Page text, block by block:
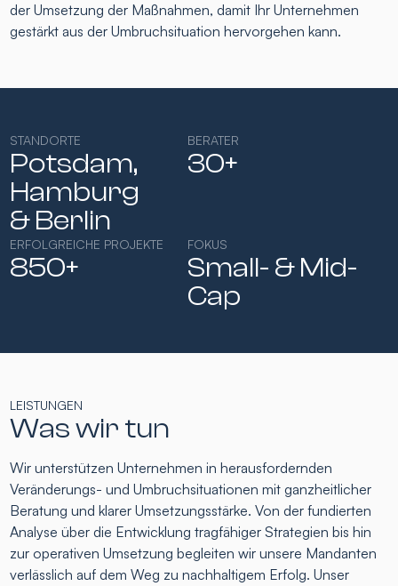
der Umsetzung der Maßnahmen, damit Ihr Unternehmen
gestärkt aus der Umbruchsituation hervorgehen kann.
STANDORTE
Potsdam,
Hamburg​
& Berlin
BERATER
30+
ERFOLGREICHE PROJEKTE
850+
FOKUS
Small- & Mid-
Cap​
LEISTUNGEN
Was wir tun
Wir unterstützen Unternehmen in herausfordernden
Veränderungs- und Umbruchsituationen mit ganzheitlicher
Beratung und klarer Umsetzungsstärke. Von der fundierten
Analyse über die Entwicklung tragfähiger Strategien bis hin
zur operativen Umsetzung begleiten wir unsere Mandanten
verlässlich auf dem Weg zu nachhaltigem Erfolg. Unser